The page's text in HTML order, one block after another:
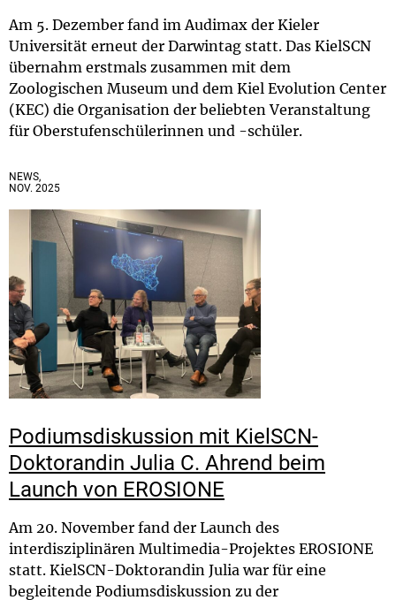
Am 5. Dezember fand im Audimax der Kieler
Universität erneut der Darwintag statt. Das KielSCN
übernahm erstmals zusammen mit dem
Zoologischen Museum und dem Kiel Evolution Center
(KEC) die Organisation der beliebten Veranstaltung
für Oberstufenschülerinnen und -schüler.
NEWS,
NOV. 2025
Podiumsdiskussion mit KielSCN-
Doktorandin Julia C. Ahrend beim
Launch von EROSIONE
Am 20. November fand der Launch des
interdisziplinären Multimedia-Projektes EROSIONE
statt. KielSCN-Doktorandin Julia war für eine
begleitende Podiumsdiskussion zu der